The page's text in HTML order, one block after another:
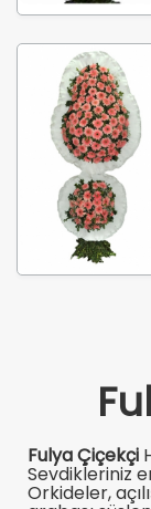
Fulya Çiçekçi
Sevdikleriniz
Orkideler,